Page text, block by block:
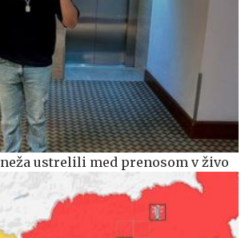
ustrelili med prenosom v živo